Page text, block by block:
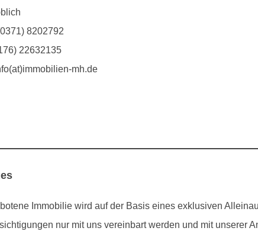
8202792
22632135
mh.de
Immobilie wird auf der Basis eines exklusiven
nur mit uns vereinbart werden und mit unserer